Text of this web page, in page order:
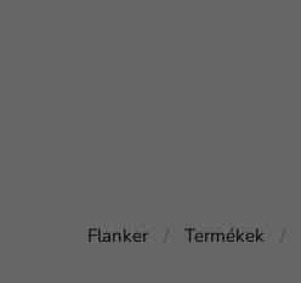
Flanker Termékek